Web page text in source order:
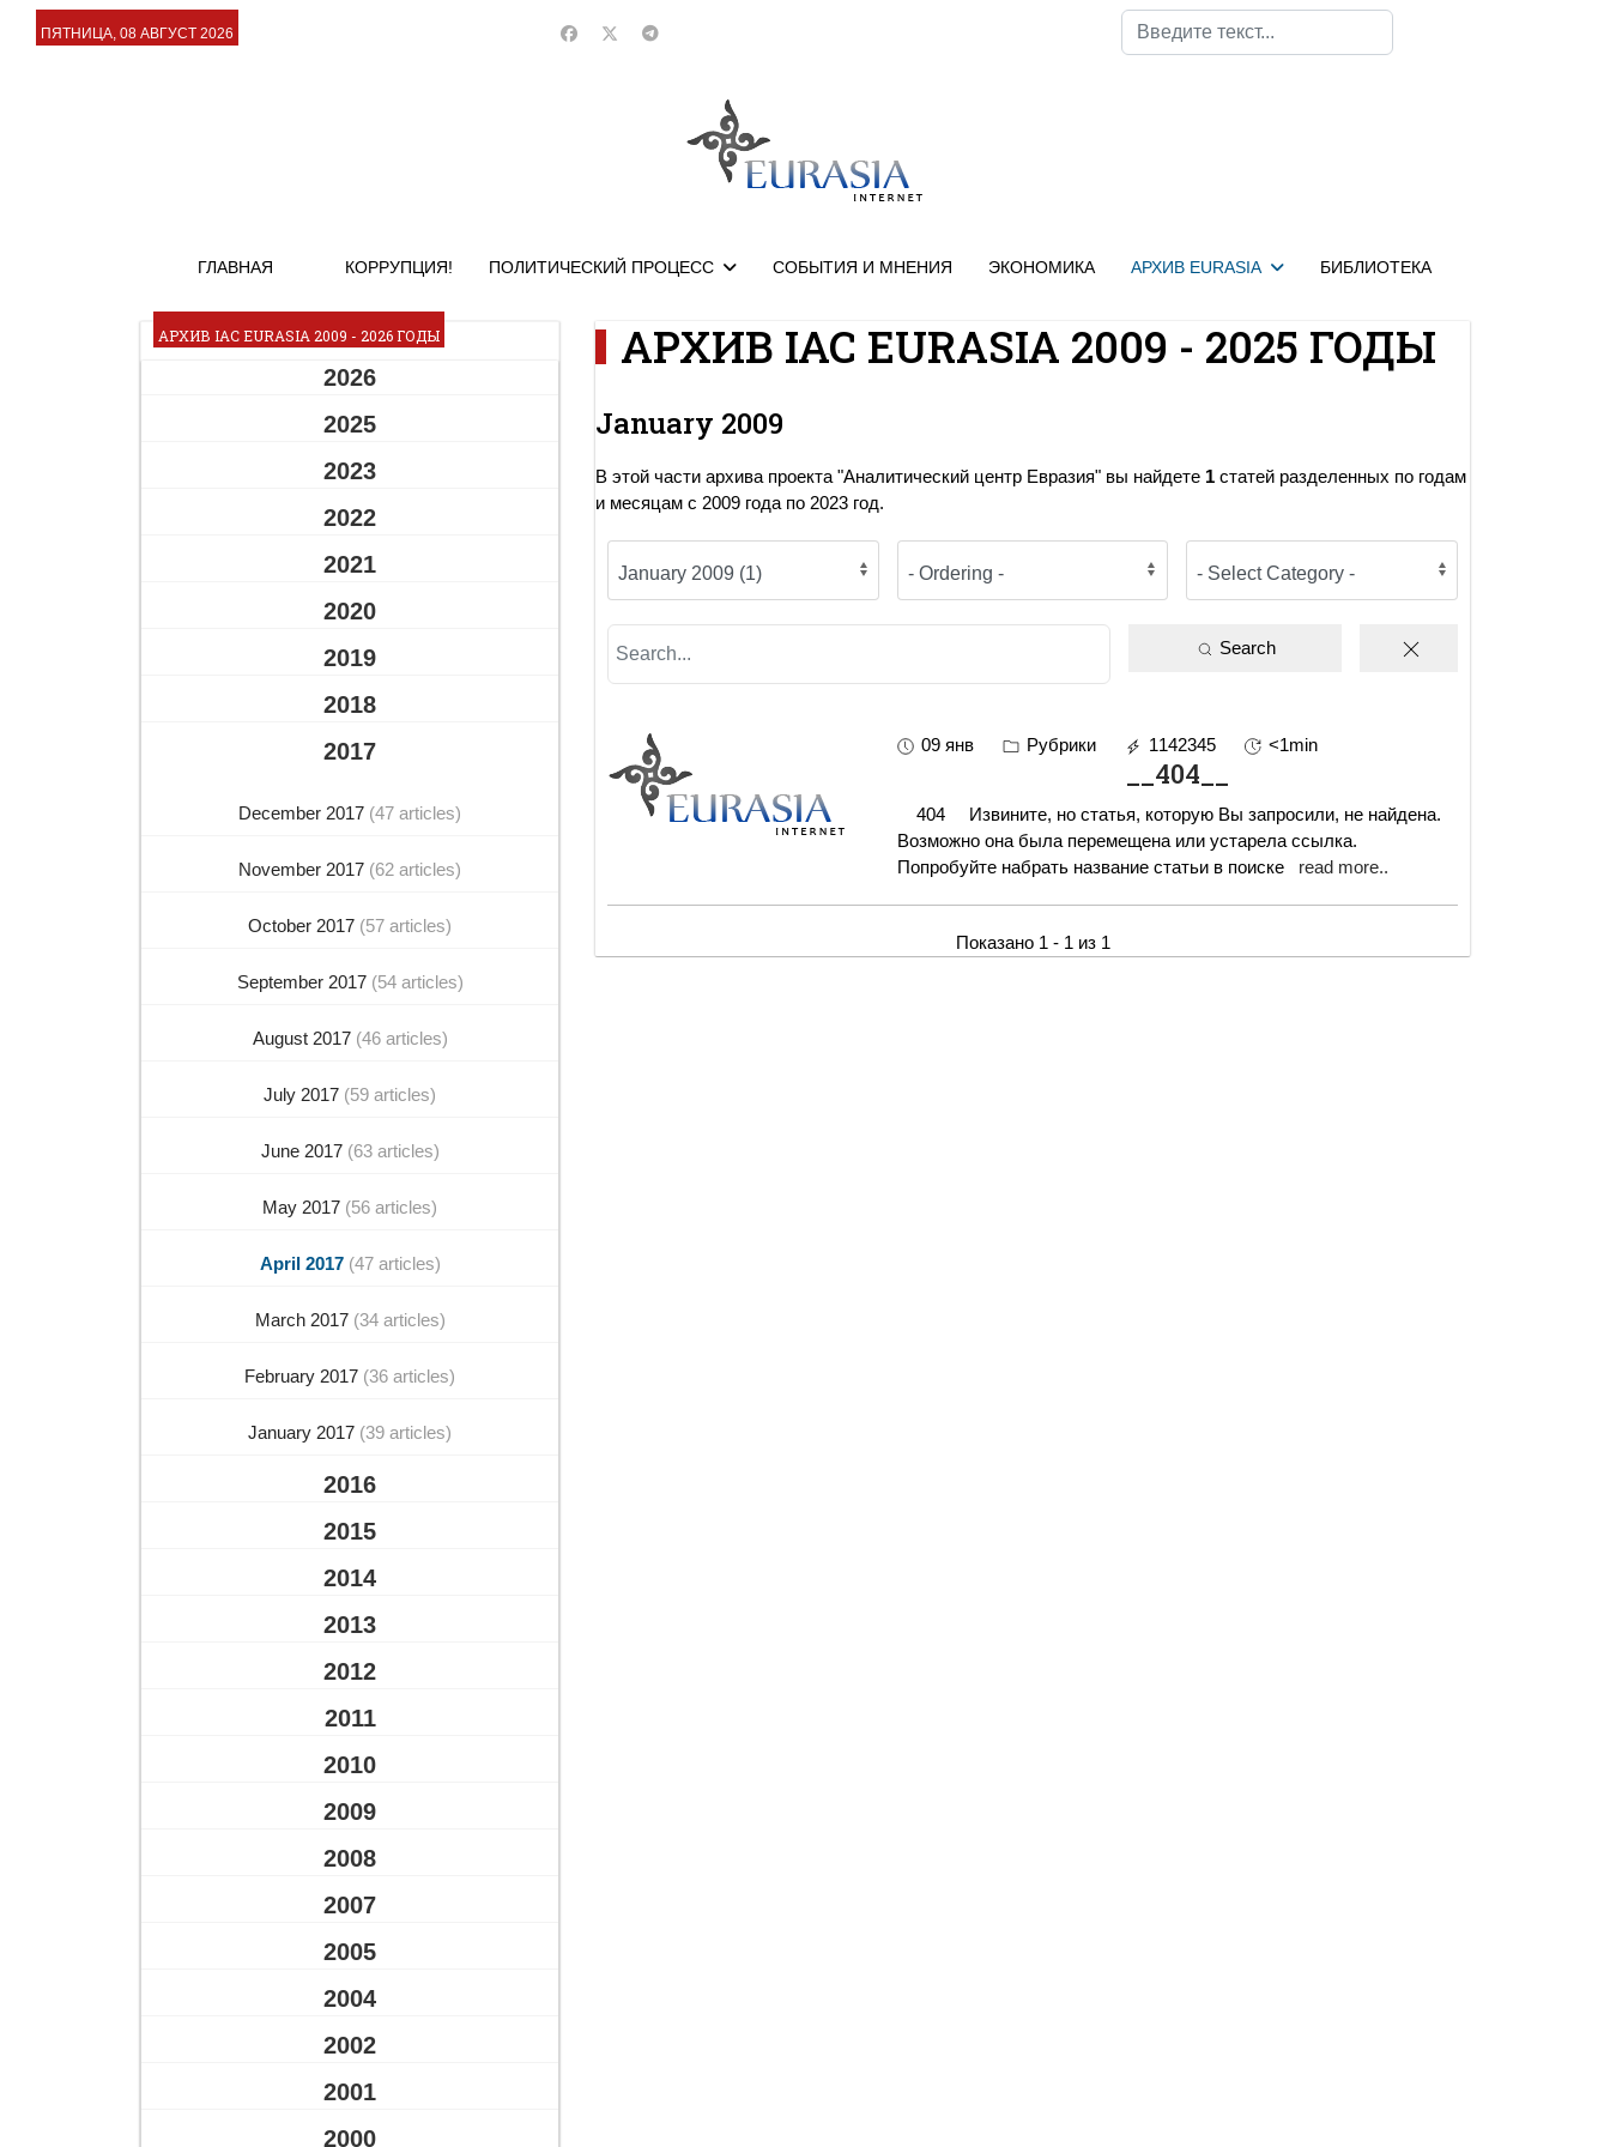
ПЯТНИЦА, 08 АВГУСТ 2026
Поиск
ГЛАВНАЯ КОРРУПЦИЯ! ПОЛИТИЧЕСКИЙ ПРОЦЕСС СОБЫТИЯ И МНЕНИЯ ЭКОНОМИКА АРХИВ EURASIA БИБЛИОТЕКА
АРХИВ IAC EURASIA 2009 - 2026 ГОДЫ
2026
2025
2023
2022
2021
2020
2019
2018
2017
December 2017 (47 articles)
November 2017 (62 articles)
October 2017 (57 articles)
September 2017 (54 articles)
August 2017 (46 articles)
July 2017 (59 articles)
June 2017 (63 articles)
May 2017 (56 articles)
April 2017 (47 articles)
March 2017 (34 articles)
February 2017 (36 articles)
January 2017 (39 articles)
2016
2015
2014
2013
2012
2011
2010
2009
2008
2007
2005
2004
2002
2001
2000
АРХИВ IAC EURASIA 2009 - 2025 ГОДЫ
January 2009
В этой части архива проекта "Аналитический центр Евразия" вы найдете 1 статей разделенных по годам
и месяцам с 2009 года по 2023 год.
Search
09 янв Рубрики 1142345 <1min
__404__
404 Извините, но статья, которую Вы запросили, не найдена.
Возможно она была перемещена или устарела ссылка.
Попробуйте набрать название статьи в поиске read more..
Показано 1 - 1 из 1